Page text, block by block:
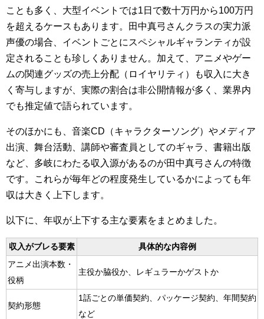
ことも多く、大型イベントでは1日で数十万円から100万円
を超えるケースもあります。田中真弓さんクラスの実力派
声優の場合、イベントごとにスペシャルギャランティが設
定されることも珍しくありません。加えて、アニメやゲー
ムの関連グッズの売上分配（ロイヤリティ）も収入に大き
く寄与しますが、実際の割合は非公開情報が多く、業界内
でも推定値で語られています。
そのほかにも、音楽CD（キャラクターソング）やメディア
出演、舞台活動、講師や審査員としてのギャラ、書籍出版
など、多岐にわたる収入源があるのが田中真弓さんの特徴
です。これらが毎年どの程度発生しているかによっても年
収は大きく上下します。
以下に、年収が上下する主な要素をまとめました。
収入がブレる要素
具体的な内容例
アニメ出演本数・
役柄
主役か脇役か、レギュラーかゲストか
契約形態
1話ごとの単価契約、パッケージ契約、年間契約
など